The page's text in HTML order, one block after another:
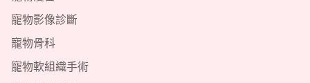
寵物影像診斷
寵物骨科
寵物軟組織手術